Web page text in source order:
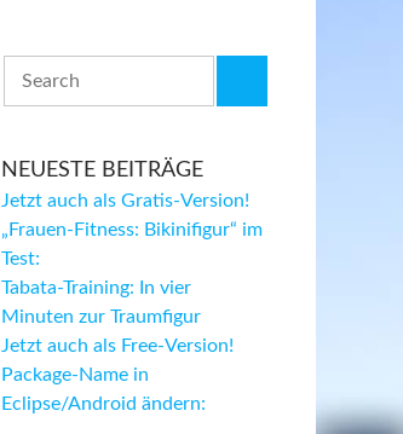
NEUESTE BEITRÄGE
Jetzt auch als Gratis-Version!
„Frauen-Fitness: Bikinifigur“ im
Test:
Tabata-Training: In vier
Minuten zur Traumfigur
Jetzt auch als Free-Version!
Package-Name in
Eclipse/Android ändern: